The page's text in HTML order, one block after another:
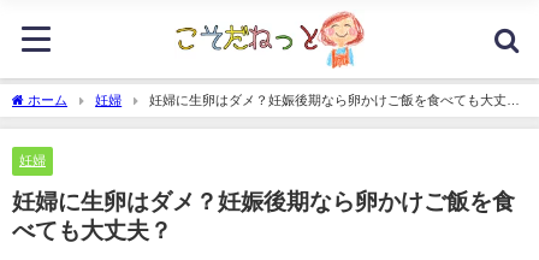
ホーム 妊婦
妊婦に生卵はダメ？妊娠後期なら卵かけご飯を食べても大丈
夫？
妊婦
妊婦に生卵はダメ？妊娠後期なら卵かけご飯を食
べても大丈夫？